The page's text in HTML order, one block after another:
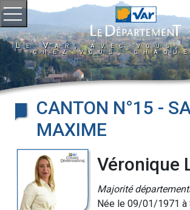
Ouvrir le menu
Le Var, avec vous,
chez vous,
CANTON N°15 -
MAXIME
Véronique
Majorité
Née le 09/01/1971 à